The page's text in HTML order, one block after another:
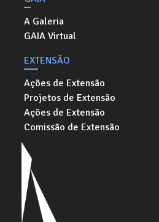
A Galeria
GAIA Virtual
EXTENSÃO
Ações de Extensão
Projetos de Extensão
Ações de Extensão
Comissão de Extensão